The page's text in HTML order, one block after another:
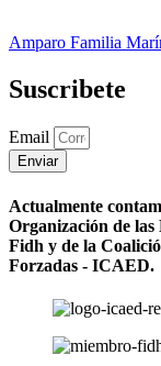
Amparo Familia
Suscribete
Email
Enviar
Actualmente
Organización de las
Fidh y de la
Forzadas - ICAED.